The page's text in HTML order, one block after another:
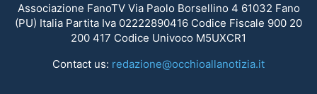
Associazione FanoTV Via Paolo Borsellino 4 61032 Fano
(PU) Italia Partita Iva 02222890416 Codice Fiscale 900 20
200 417 Codice Univoco M5UXCR1
Contact us: redazione@occhioallanotizia.it